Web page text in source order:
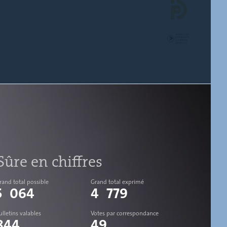
en chiffres
total possible
064
Grand total exprimé
4 779
valables Votes par correspondance